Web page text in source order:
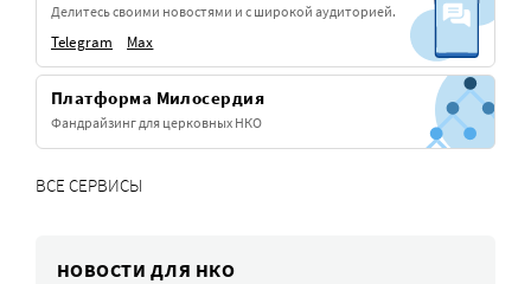
Делитесь своими новостями и с широкой аудиторией.
Telegram Max
Платформа Милосердия
Фандрайзинг для церковных НКО
ВСЕ СЕРВИСЫ
НОВОСТИ ДЛЯ НКО